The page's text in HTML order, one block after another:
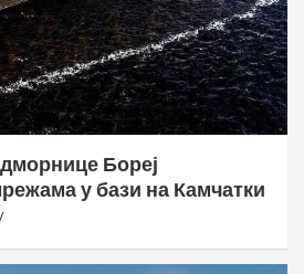
Бореј
у бази на Камчатки